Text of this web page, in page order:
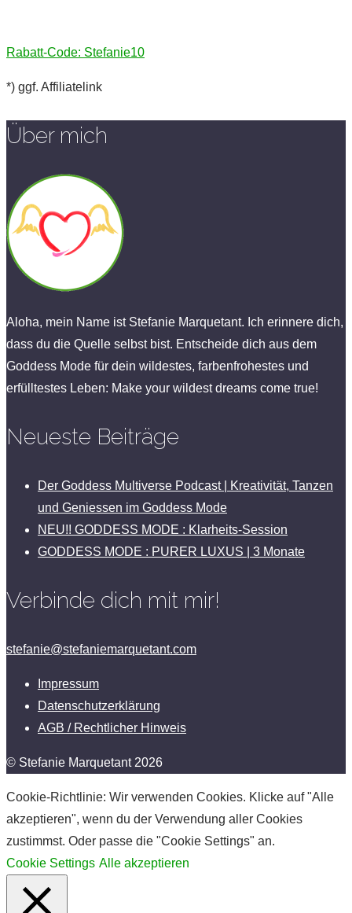
Rabatt-Code: Stefanie10
*) ggf. Affiliatelink
Über mich
Aloha, mein Name ist Stefanie Marquetant. Ich erinnere dich,
dass du die Quelle selbst bist. Entscheide dich aus dem
Goddess Mode für dein wildestes, farbenfrohestes und
erfülltestes Leben: Make your wildest dreams come true!
Neueste Beiträge
Der Goddess Multiverse Podcast | Kreativität, Tanzen
und Geniessen im Goddess Mode
NEU!! GODDESS MODE : Klarheits-Session
GODDESS MODE : PURER LUXUS | 3 Monate
Verbinde dich mit mir!
stefanie@stefaniemarquetant.com
Impressum
Datenschutzerklärung
AGB / Rechtlicher Hinweis
© Stefanie Marquetant 2026
Cookie-Richtlinie: Wir verwenden Cookies. Klicke auf "Alle
akzeptieren", wenn du der Verwendung aller Cookies
zustimmst. Oder passe die "Cookie Settings" an.
Cookie Settings Alle akzeptieren